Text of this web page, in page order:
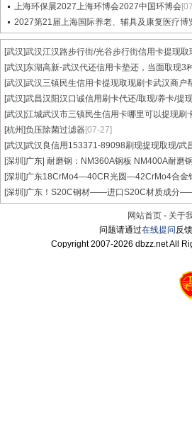
上海环保展2027上海环博会2027中国环博会
2027第21届上海国际养老、辅具及康复医疗博
[武汉]武汉江汉路步行街/光谷步行街信用卡提现取
[武汉]东湖高新-武汉代还信用卡垫还，当面取现3
[武汉]武汉三镇民生信用卡提现取现刷卡武汉商户
[武汉]武昌汉阳汉口诚信用刷卡代还/取现/养卡/提
[武汉]江城武汉市三镇民生信用卡哪里可以提现刷
[杭州]负压除菌过滤器[07-27]
[武汉]武汉良信用153371-89098刷现提现取现/武
[深圳]广东| 耐磨钢：NM360A钢板 NM400A耐磨
[深圳]广东18CrMo4—40CR光圆—42CrMo4合金
[深圳]广东！S20C钢材——进口S20C材质成分
网站首页 - 关于
问题请通过在线提问反
Copyright 2007-2026 dbzz.net All